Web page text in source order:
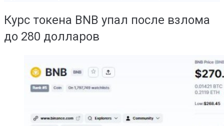
Курс токена BNB упал после взлома
до 280 долларов